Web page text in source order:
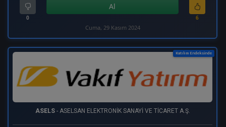
0
Al
6
Cuma, 29 Kasım 2024
Katılım Endeksinde
ASELS- ASELSAN ELEKTRONİK SANAYİ VE TİCARET A.Ş.